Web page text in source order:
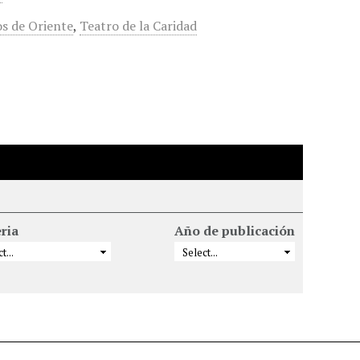
de Oriente, Teatro de la Caridad
Año de publicación